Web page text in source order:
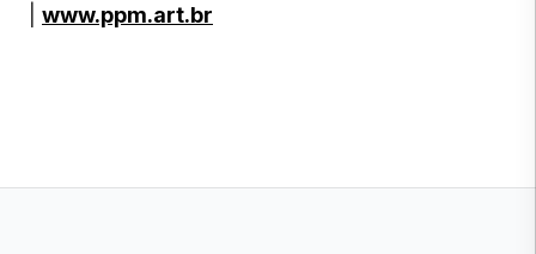
www.ppm.art.br